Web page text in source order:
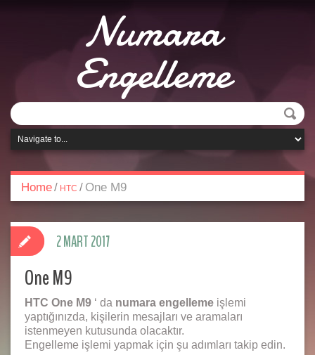
Numara
Engelleme
Home/ HTC / One M9
One M9
HTC One M9 ‘ da numara engelleme işlemi
yaptığınızda, kişilerin mesajları ve aramaları
istenmeyen kutusunda olacaktır.
Engelleme işlemi yapmak için şu adımları takip edin.
2 MART 2017